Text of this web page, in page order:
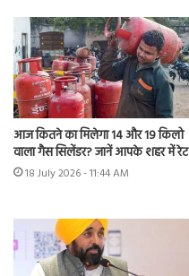
आज कितने का मिलेगा 14 और 19 किलो
वाला गैस सिलेंडर? जानें आपके शहर में रेट
18 July 2026 - 11:44 AM